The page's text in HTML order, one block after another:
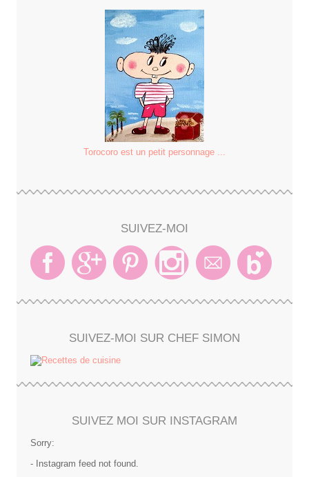
Torocoro est un petit personnage ...
SUIVEZ-MOI
SUIVEZ-MOI SUR CHEF SIMON
SUIVEZ MOI SUR INSTAGRAM
Sorry:
- Instagram feed not found.